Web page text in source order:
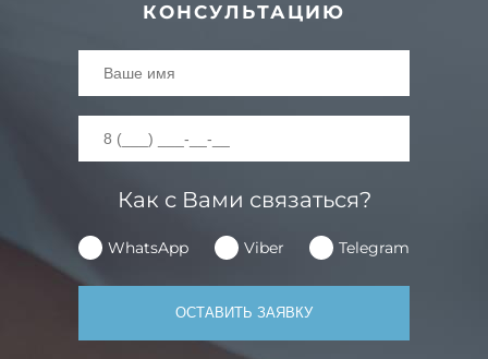
КОНСУЛЬТАЦИЮ
Как с Вами связаться?
WhatsApp Viber Telegram